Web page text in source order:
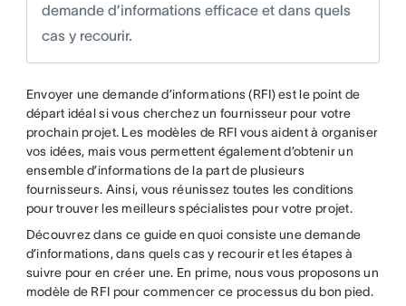
demande d’informations efficace et dans quels
cas y recourir.
Envoyer une demande d’informations (RFI) est le point de
départ idéal si vous cherchez un fournisseur pour votre
prochain projet. Les modèles de RFI vous aident à organiser
vos idées, mais vous permettent également d’obtenir un
ensemble d’informations de la part de plusieurs
fournisseurs. Ainsi, vous réunissez toutes les conditions
pour trouver les meilleurs spécialistes pour votre projet.
Découvrez dans ce guide en quoi consiste une demande
d’informations, dans quels cas y recourir et les étapes à
suivre pour en créer une. En prime, nous vous proposons un
modèle de RFI pour commencer ce processus du bon pied.